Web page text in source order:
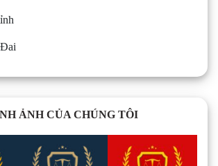
ẢNH CỦA CHÚNG TÔI